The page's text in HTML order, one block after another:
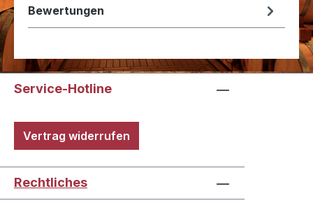
Bewertungen
Service-Hotline
Vertrag widerrufen
Rechtliches